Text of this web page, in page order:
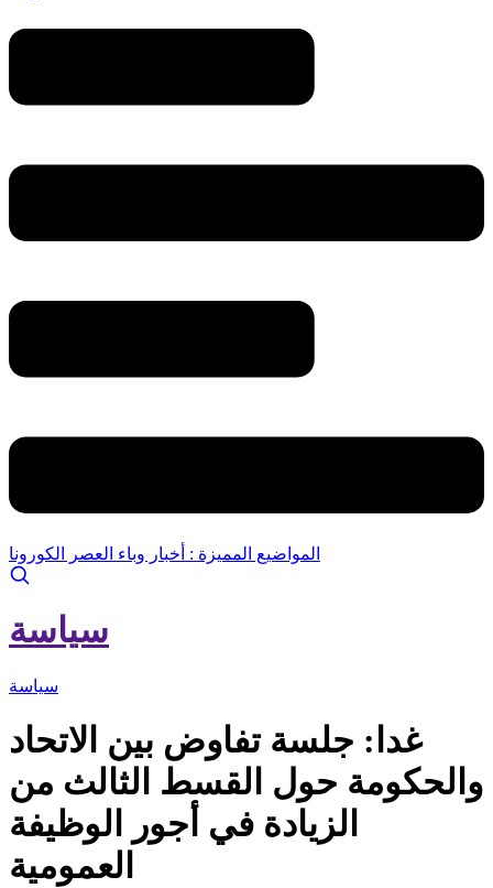
المواضيع المميزة : أخبار وباء العصر الكورونا
سياسة
سياسة
غدا: جلسة تفاوض بين الاتحاد
والحكومة حول القسط الثالث من
الزيادة في أجور الوظيفة
العمومية